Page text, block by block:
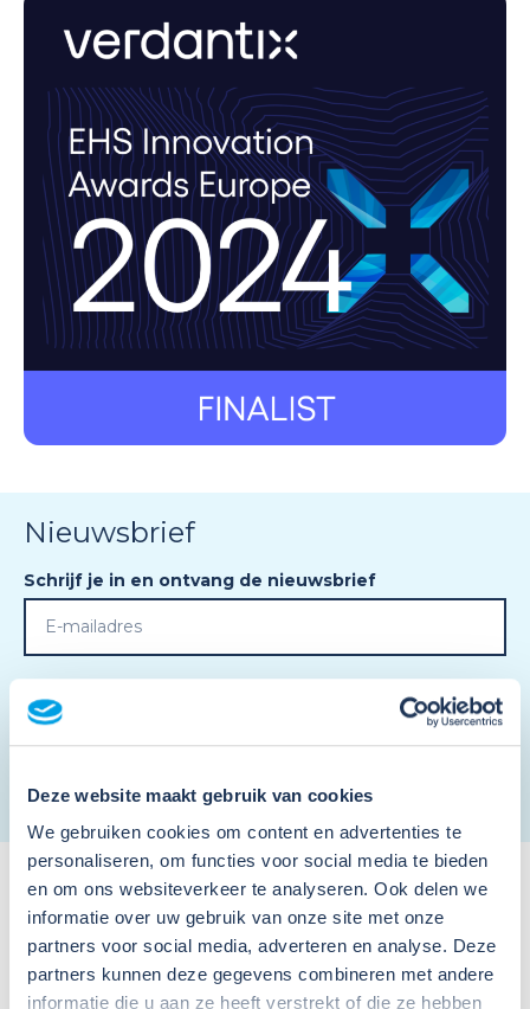
Deze website maakt gebruik van cookies
We gebruiken cookies om content en advertenties te
personaliseren, om functies voor social media te bieden
en om ons websiteverkeer te analyseren. Ook delen we
informatie over uw gebruik van onze site met onze
partners voor social media, adverteren en analyse. Deze
partners kunnen deze gegevens combineren met andere
informatie die u aan ze heeft verstrekt of die ze hebben
Nieuwsbrief
Schrijf je in en ontvang de nieuwsbrief
Ik ga akkoord met de privacy voorwaarden en
algemene voorwaarden